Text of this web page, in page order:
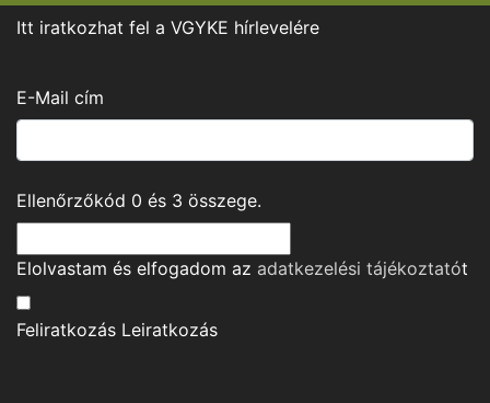
Itt iratkozhat fel a VGYKE hírlevelére
E-Mail cím
Ellenőrzőkód 0 és 3 összege.
Elolvastam és elfogadom az adatkezelési tájékoztatót
Feliratkozás Leiratkozás